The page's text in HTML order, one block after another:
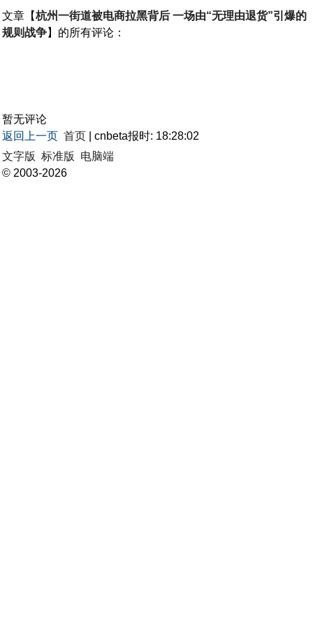
文章【杭州一街道被电商拉黑背后 一场由“无理由退货”引爆的
规则战争】的所有评论：
暂无评论
返回上一页 首页 | cnbeta报时: 18:28:02
文字版 标准版
电脑端
© 2003-2026